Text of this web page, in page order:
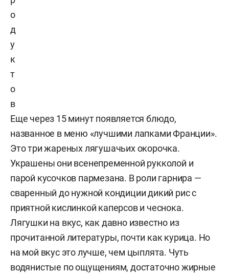
о
д
у
к
т
о
в
Еще через 15 минут появляется блюдо,
названное в меню «лучшими лапками Франции».
Это три жареных лягушачьих окорочка.
Украшены они всенепременной рукколой и
парой кусочков пармезана. В роли гарнира —
сваренный до нужной кондиции дикий рис с
приятной кислинкой каперсов и чеснока.
Лягушки на вкус, как давно известно из
прочитанной литературы, почти как курица. Но
на мой вкус это лучше, чем цыплята. Чуть
водянистые по ощущениям, достаточно жирные